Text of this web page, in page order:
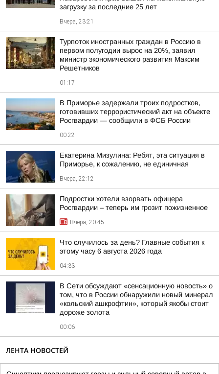
загрузку за последние 25 лет
Вчера, 23:21
Турпоток иностранных граждан в Россию в
первом полугодии вырос на 20%, заявил
министр экономического развития Максим
Решетников
01:17
В Приморье задержали троих подростков,
готовивших террористический акт на объекте
Росгвардии — сообщили в ФСБ России
00:22
Екатерина Мизулина: Ребят, эта ситуация в
Приморье, к сожалению, не единичная
Вчера, 22:12
Подростки хотели взорвать офицера
Росгвардии – теперь им грозит пожизненное
Вчера, 20:45
Что случилось за день? Главные события к
этому часу 6 августа 2026 года
04:33
В Сети обсуждают «сенсационную новость» о
том, что в России обнаружили новый минерал
«кольский ашкрофтин», который якобы стоит
дороже золота
00:06
ЛЕНТА НОВОСТЕЙ